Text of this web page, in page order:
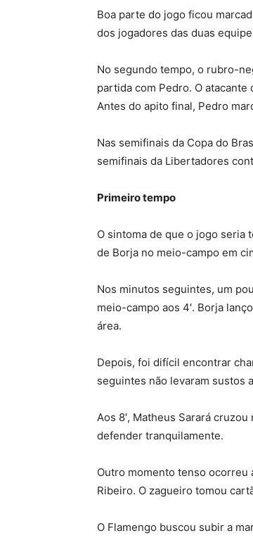
Boa parte do jogo ficou
dos jogadores das duas
No segundo tempo, o rubro-
partida com Pedro. O
Antes do apito final, Pedro
Nas semifinais da Copa do
semifinais da Libertadores
Primeiro tempo
O sintoma de que o jogo seria
de Borja no meio-campo em
Nos minutos seguintes, um
meio-campo aos 4′. Borja
área.
Depois, foi difícil encontrar
seguintes não levaram sustos
Aos 8′, Matheus Sarará
defender tranquilamente.
Outro momento tenso ocorreu
Ribeiro. O zagueiro tomou
O Flamengo buscou subir a